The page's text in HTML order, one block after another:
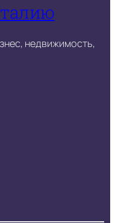
недвижимость,